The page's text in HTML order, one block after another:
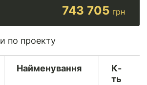
743 705 грн
по проекту
Найменування
К-
ть